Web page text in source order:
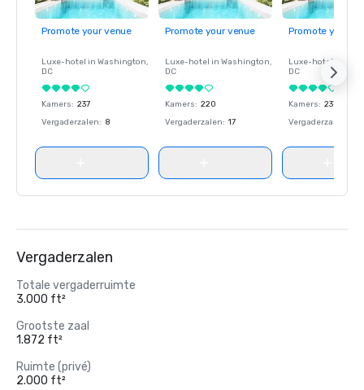
Promote your venue
Luxe-hotel in Washington,
DC
Kamers: 237
Vergaderzalen: 8
Promote your venue
Luxe-hotel in Washington,
DC
Kamers: 220
Vergaderzalen: 17
Promote your
Luxe-hotel in
DC
Kamers: 237
Vergaderzalen
Vergaderzalen
Totale vergaderruimte
3.000 ft²
Grootste zaal
1.872 ft²
Ruimte (privé)
2.000 ft²